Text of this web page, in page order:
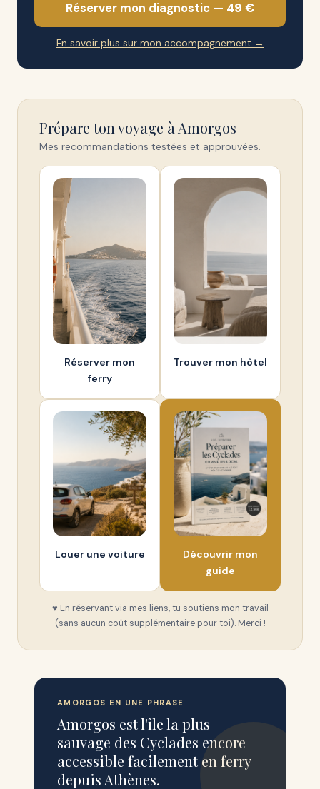
Réserver mon diagnostic — 49 €
En savoir plus sur mon accompagnement →
Prépare ton voyage à Amorgos
Mes recommandations testées et approuvées.
Réserver mon
ferry
Trouver mon hôtel
Louer une voiture
Découvrir mon
guide
♥ En réservant via mes liens, tu soutiens mon travail
(sans aucun coût supplémentaire pour toi). Merci !
AMORGOS EN UNE PHRASE
Amorgos est l'île la plus
sauvage des Cyclades encore
accessible facilement en ferry
depuis Athènes.